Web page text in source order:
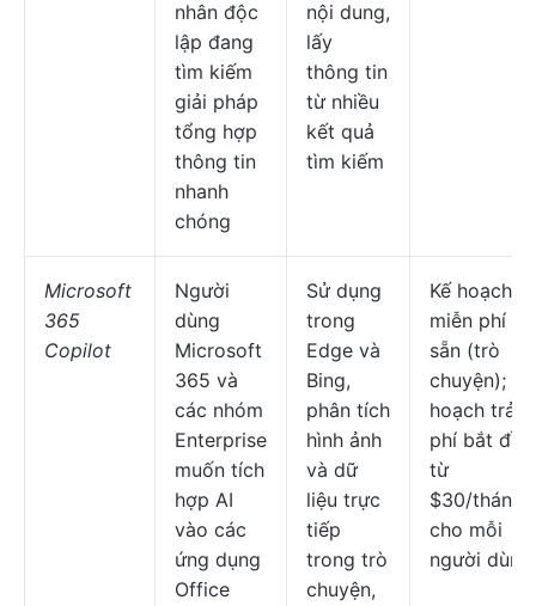
nhân độc
lập đang
tìm kiếm
giải pháp
tổng hợp
thông tin
nhanh
chóng
nội dung,
lấy
thông tin
từ nhiều
kết quả
tìm kiếm
Microsoft
365
Copilot
Người
dùng
Microsoft
365 và
các nhóm
Enterprise
muốn tích
hợp AI
vào các
ứng dụng
Office
Sử dụng
trong
Edge và
Bing,
phân tích
hình ảnh
và dữ
liệu trực
tiếp
trong trò
chuyện,
Kế hoạch
miễn phí có
sẵn (trò
chuyện); Kế
hoạch trả
phí bắt đầu
từ
$30/tháng
cho mỗi
người dùng